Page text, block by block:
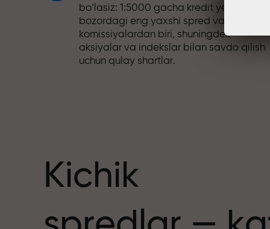
bo‘lasiz: 1:5000 gacha kredit yelkasi,
bozordagi eng yaxshi spred va
komissiyalardan biri, shuningdek
aksiyalar va indekslar bilan savdo qilish
uchun qulay shartlar.
qadriyatlarni baham ko‘radi. Aleš Loprais
savdo olamiga intilish va intizom
Kichik